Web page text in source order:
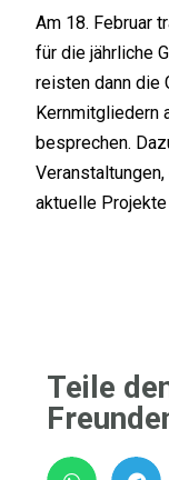
Am 18. Februar
für die jährliche
reisten dann die
Kernmitgliedern
besprechen.
aktuelle
Teile